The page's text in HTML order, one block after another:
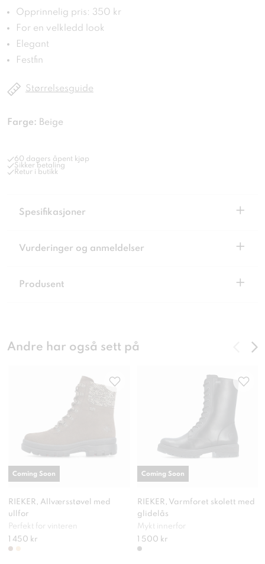
Opprinnelig pris: 350 kr
For en velkledd look
Elegant
Festfin
Størrelsesguide
Farge: Beige
60 dagers åpent kjøp
Sikker betaling
Retur i butikk
Spesifikasjoner +
Vurderinger og anmeldelser +
Produsent +
Andre har også sett på
RIEKER, Allværsstøvel med
ullfor
Perfekt for vinteren
1 450 kr
Coming Soon
RIEKER, Varmforet skolett med
glidelås
Mykt innerfor
1 500 kr
Coming Soon